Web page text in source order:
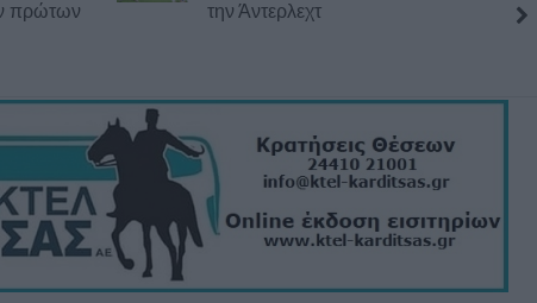
Επικοινωνία με το
πρώτων
την Άντερλεχτ